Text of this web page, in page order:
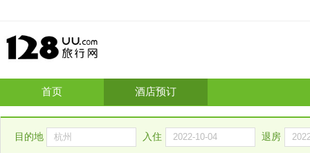
首页 酒店预订
目的地 入住 退房